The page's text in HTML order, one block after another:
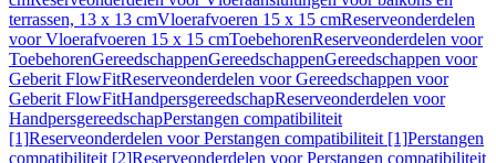
terrassen, 13 x 13 cmVloerafvoeren 15 x 15 cmReserveonderdelen
voor Vloerafvoeren 15 x 15 cmToebehorenReserveonderdelen voor
ToebehorenGereedschappenGereedschappenGereedschappen voor
Geberit FlowFitReserveonderdelen voor Gereedschappen voor
Geberit FlowFitHandpersgereedschapReserveonderdelen voor
HandpersgereedschapPerstangen compatibiliteit
[1]Reserveonderdelen voor Perstangen compatibiliteit [1]Perstangen
compatibiliteit [2]Reserveonderdelen voor Perstangen compatibiliteit